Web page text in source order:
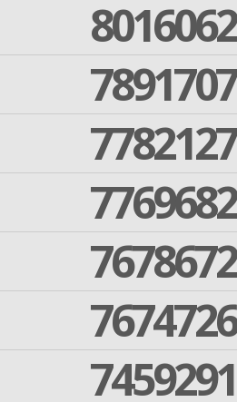
8016062
7891707
7782127
7769682
7678672
7674726
7459291